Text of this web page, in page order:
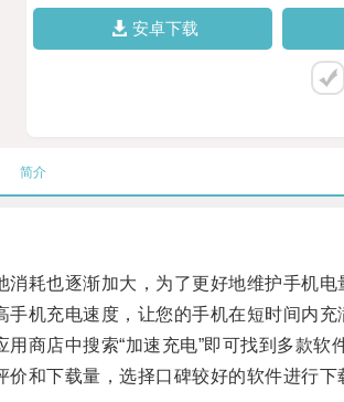
安卓下载
简介
也逐渐加大，为了更好地维护手机电
机充电速度，让您的手机在短时间内充
店中搜索“加速充电”即可找到多款软
和下载量，选择口碑较好的软件进行下